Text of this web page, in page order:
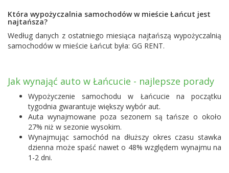
Która wypożyczalnia samochodów w mieście Łańcut jest
najtańsza?
Według danych z ostatniego miesiąca najtańszą wypożyczalnią
samochodów w mieście Łańcut była: GG RENT.
Jak wynająć auto w Łańcucie - najlepsze porady
Wypożyczenie samochodu w Łańcucie na początku
tygodnia gwarantuje większy wybór aut.
Auta wynajmowane poza sezonem są tańsze o około
27% niż w sezonie wysokim.
Wynajmując samochód na dłuższy okres czasu stawka
dzienna może spaść nawet o 48% względem wynajmu na
1-2 dni.